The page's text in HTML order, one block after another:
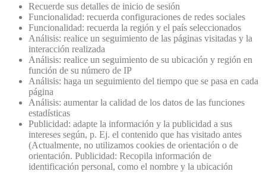
Recuerde sus detalles de inicio de sesión
Funcionalidad: recuerda configuraciones de redes sociales
Funcionalidad: recuerda la región y el país seleccionados
Análisis: realice un seguimiento de las páginas visitadas y la
interacción realizada
Análisis: realice un seguimiento de su ubicación y región en
función de su número de IP
Análisis: haga un seguimiento del tiempo que se pasa en cada
página
Análisis: aumentar la calidad de los datos de las funciones
estadísticas
Publicidad: adapte la información y la publicidad a sus
intereses según, p. Ej. el contenido que has visitado antes
(Actualmente, no utilizamos cookies de orientación o de
orientación. Publicidad: Recopila información de
identificación personal, como el nombre y la ubicación